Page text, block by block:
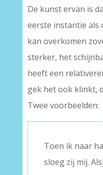
De kunst ervan is
eerste instantie als
kan overkomen
sterker, het
heeft een
gek het ook klinkt,
Twee voorbeelden:
Toen ik naar
sloeg zij mij.